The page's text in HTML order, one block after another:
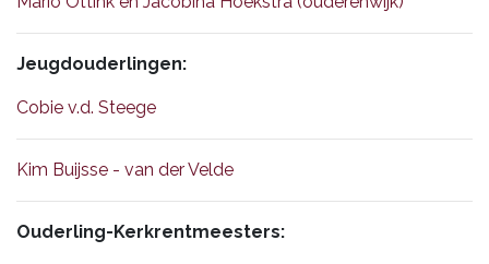
Jeugdouderlingen:
Cobie v.d. Steege
Kim Buijsse - van der Velde
Ouderling-Kerkrentmeesters: